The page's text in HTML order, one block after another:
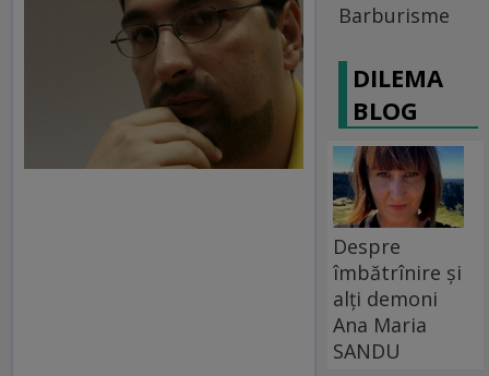
Barburisme
DILEMA
BLOG
Despre
îmbătrînire și
alți demoni
Ana Maria
SANDU